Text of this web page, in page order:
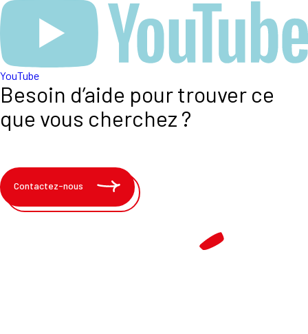
YouTube
Besoin d’aide pour trouver ce
que vous cherchez ?
Contactez-nous